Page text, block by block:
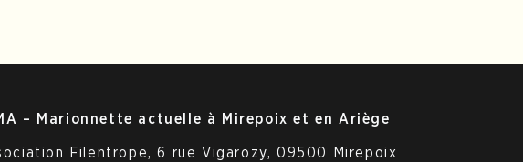
– Marionnette actuelle à Mirepoix et en Ariège
Filentrope, 6 rue Vigarozy, 09500 Mirepoix